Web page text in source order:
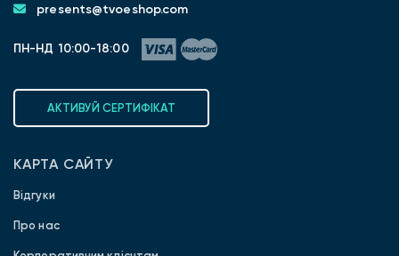
presents@tvoeshop.com
ПН-НД 10:00-18:00
АКТИВУЙ СЕРТИФІКАТ
КАРТА САЙТУ
Відгуки
Про нас